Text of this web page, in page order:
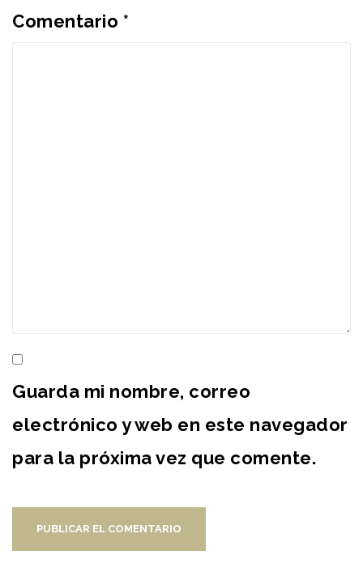
Comentario *
Guarda mi nombre, correo
electrónico y web en este navegador
para la próxima vez que comente.